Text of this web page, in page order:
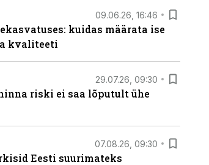
09.06.26, 16:46
kuidas määrata ise
kvaliteeti
29.07.26, 09:30
riski ei saa lõputult ühe
07.08.26, 09:30
Eesti suurimateks